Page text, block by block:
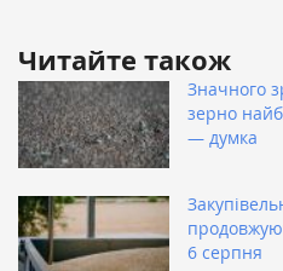
Читайте також
Значного
зерно
— думка
6 серпня